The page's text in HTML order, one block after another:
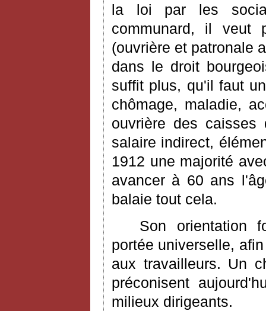
la loi par les
communard, il veut
(ouvrière et patronale
dans le droit
suffit plus, qu'il faut
chômage, maladie,
ouvrière des caisses
salaire indirect,
1912 une majorité
avancer à 60 ans
balaie tout cela.
Son orientation
portée universelle,
aux travailleurs. Un
préconisent
milieux dirigeants.